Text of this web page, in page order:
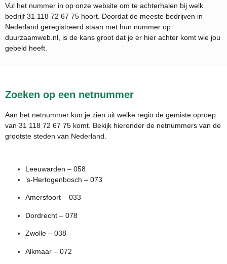
Vul het nummer in op onze website om te achterhalen bij welk
bedrijf 31 118 72 67 75 hoort. Doordat de meeste bedrijven in
Nederland geregistreerd staan met hun nummer op
duurzaamweb.nl, is de kans groot dat je er hier achter komt wie jou
gebeld heeft.
Zoeken op een netnummer
Aan het netnummer kun je zien uit welke regio de gemiste oproep
van 31 118 72 67 75 komt. Bekijk hieronder de netnummers van de
grootste steden van Nederland.
Leeuwarden – 058
’s-Hertogenbosch – 073
Amersfoort – 033
Dordrecht – 078
Zwolle – 038
Alkmaar – 072